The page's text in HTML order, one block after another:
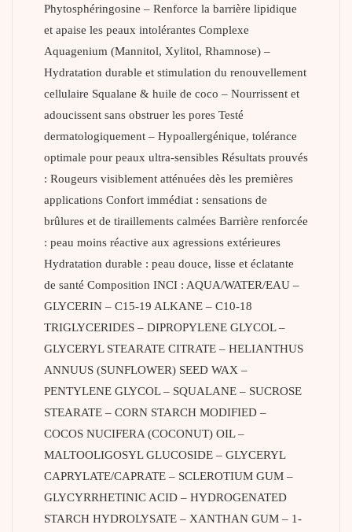
Phytosphéringosine – Renforce la barrière lipidique
et apaise les peaux intolérantes Complexe
Aquagenium (Mannitol, Xylitol, Rhamnose) –
Hydratation durable et stimulation du renouvellement
cellulaire Squalane & huile de coco – Nourrissent et
adoucissent sans obstruer les pores Testé
dermatologiquement – Hypoallergénique, tolérance
optimale pour peaux ultra-sensibles Résultats prouvés
: Rougeurs visiblement atténuées dès les premières
applications Confort immédiat : sensations de
brûlures et de tiraillements calmées Barrière renforcée
: peau moins réactive aux agressions extérieures
Hydratation durable : peau douce, lisse et éclatante
de santé Composition INCI : AQUA/WATER/EAU –
GLYCERIN – C15-19 ALKANE – C10-18
TRIGLYCERIDES – DIPROPYLENE GLYCOL –
GLYCERYL STEARATE CITRATE – HELIANTHUS
ANNUUS (SUNFLOWER) SEED WAX –
PENTYLENE GLYCOL – SQUALANE – SUCROSE
STEARATE – CORN STARCH MODIFIED –
COCOS NUCIFERA (COCONUT) OIL –
MALTOOLIGOSYL GLUCOSIDE – GLYCERYL
CAPRYLATE/CAPRATE – SCLEROTIUM GUM –
GLYCYRRHETINIC ACID – HYDROGENATED
STARCH HYDROLYSATE – XANTHAN GUM – 1-